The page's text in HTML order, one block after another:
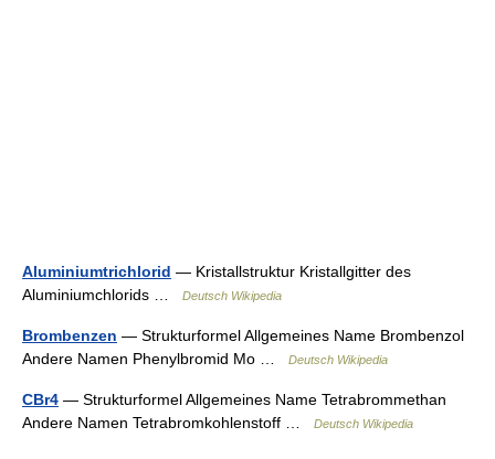
Aluminiumtrichlorid — Kristallstruktur Kristallgitter des
Aluminiumchlorids …
Deutsch Wikipedia
Brombenzen — Strukturformel Allgemeines Name Brombenzol
Andere Namen Phenylbromid Mo …
Deutsch Wikipedia
CBr4 — Strukturformel Allgemeines Name Tetrabrommethan
Andere Namen Tetrabromkohlenstoff …
Deutsch Wikipedia